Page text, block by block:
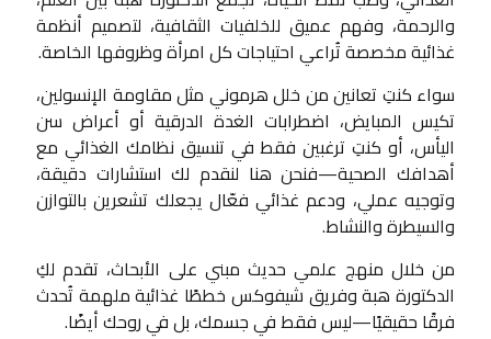
والرحمة، وفهم عميق للخلفيات الثقافية، لتصميم أنظمة
غذائية مخصصة تُراعي احتياجات كل امرأة وظروفها الخاصة.
سواء كنتِ تعانين من خلل هرموني مثل مقاومة الإنسولين،
تكيس المبايض، اضطرابات الغدة الدرقية أو أعراض سن
اليأس، أو كنتِ ترغبين فقط في تنسيق نظامك الغذائي مع
أهدافك الصحية—فنحن هنا لنقدم لك استشارات دقيقة،
وتوجيه عملي، ودعم غذائي فعّال يجعلك تشعرين بالتوازن
والسيطرة والنشاط.
من خلال منهج علمي حديث مبني على الأبحاث، تقدم لكِ
الدكتورة هبة وفريق شيفوكس خططًا غذائية ملهمة تُحدث
فرقًا حقيقيًا—ليس فقط في جسمك، بل في روحك أيضًا.